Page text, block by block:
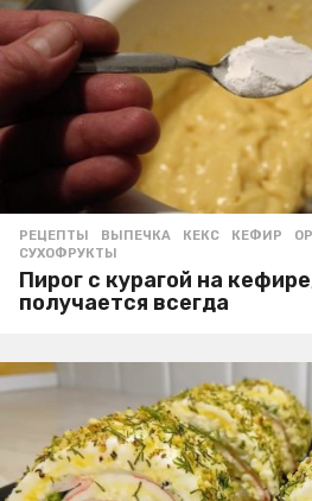
РЕЦЕПТЫ ВЫПЕЧКА ,КЕКС ,КЕФИР ,
СУХОФРУКТЫ
Пирог с курагой на
получается всегда